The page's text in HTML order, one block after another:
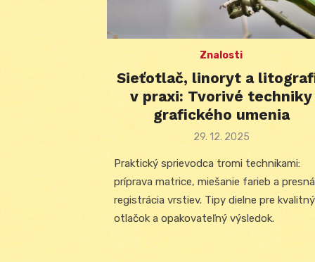
Znalosti
Sieťotlač, linoryt a
v praxi: Tvorivé techniky
grafického umenia
Posted
29. 12. 2025
Praktický sprievodca tromi technikami:
príprava matrice, miešanie farieb a presná
registrácia vrstiev. Tipy dielne pre kvalitný
otlačok a opakovateľný výsledok.